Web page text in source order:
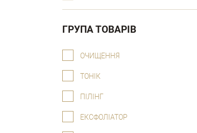
ГРУПА ТОВАРІВ
ОЧИЩЕННЯ
ТОНІК
ПІЛІНГ
ЕКСФОЛІАТОР